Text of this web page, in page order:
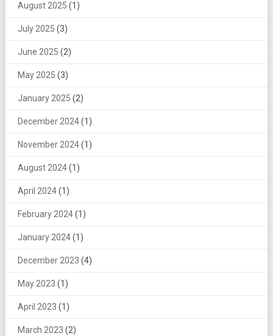
August 2025 (1)
July 2025 (3)
June 2025 (2)
May 2025 (3)
January 2025 (2)
December 2024(1)
November 2024(1)
August 2024(1)
April 2024(1)
February 2024(1)
January 2024(1)
December 2023 (4)
May 2023 (1)
April 2023 (1)
March 2023 (2)